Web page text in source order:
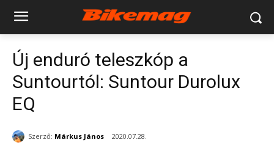
Új enduró teleszkóp a
Suntourtól: Suntour Durolux
EQ
Szerző: Márkus János 2020.07.28.